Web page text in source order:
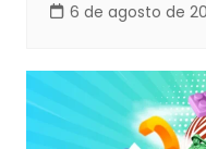
6 de agosto de